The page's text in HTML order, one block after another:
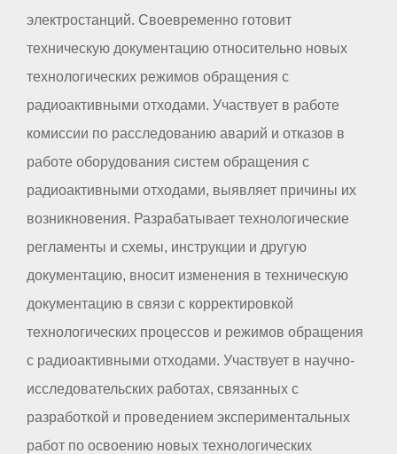
электростанций. Своевременно готовит
техническую документацию относительно новых
технологических режимов обращения с
радиоактивными отходами. Участвует в работе
комиссии по расследованию аварий и отказов в
работе оборудования систем обращения с
радиоактивными отходами, выявляет причины их
возникновения. Разрабатывает технологические
регламенты и схемы, инструкции и другую
документацию, вносит изменения в техническую
документацию в связи с корректировкой
технологических процессов и режимов обращения
с радиоактивными отходами. Участвует в научно-
исследовательских работах, связанных с
разработкой и проведением экспериментальных
работ по освоению новых технологических